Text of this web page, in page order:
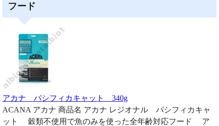
フード
アカナ パシフィカキャット 340g
ACANA アカナ 商品名 アカナ レジオナル パシフィカキャ
ット 穀類不使用で魚のみを使った全年齢対応フード ア